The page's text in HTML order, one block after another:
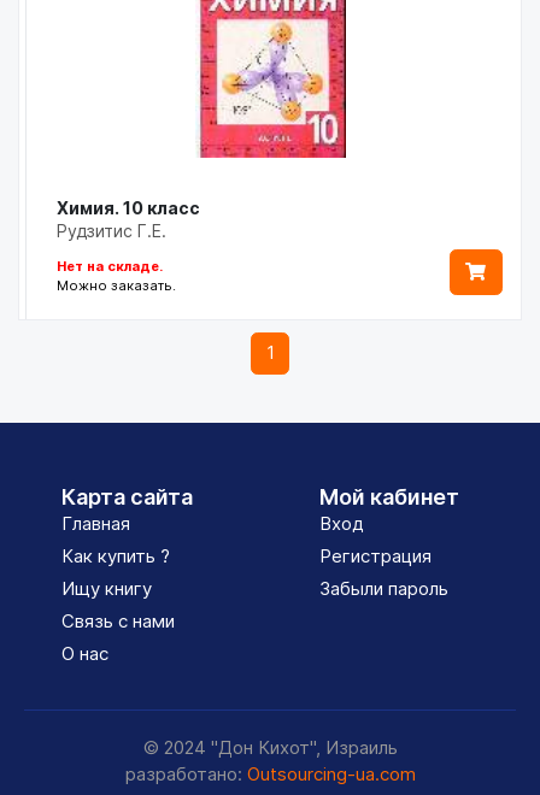
Химия. 10 класс
Рудзитис Г.Е.
Нет на складе.
Можно заказать.
1
Карта сайта
Главная
Как купить ?
Ищу книгу
Связь с нами
О нас
Мой кабинет
Вход
Регистрация
Забыли пароль
© 2024 "Дон Кихот", Израиль
разработано: Outsourcing-ua.com